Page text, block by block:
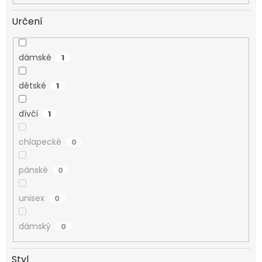
Určení
dámské 1
dětské 1
dívčí 1
chlapecké 0
pánské 0
unisex 0
dámský 0
Styl